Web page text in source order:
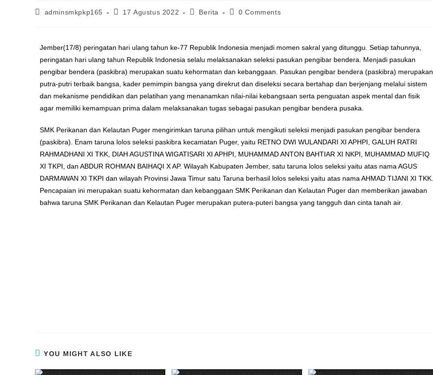
adminsmkpkp165 17 Agustus 2022 Berita 0 Comments
Jember(17/8) peringatan hari ulang tahun ke-77 Republik Indonesia menjadi momen sakral yang ditunggu. Setiap tahunnya,
peringatan hari ulang tahun Republik Indonesia selalu melaksanakan seleksi pasukan pengibar bendera. Menjadi pasukan
pengibar bendera (paskibra) merupakan suatu kehormatan dan kebanggaan. Pasukan pengibar bendera (paskibra) merupakan
putra-putri terbaik bangsa, kader pemimpin bangsa yang direkrut dan diseleksi secara bertahap dan berjenjang melalui sistem
dan mekanisme pendidikan dan pelatihan yang menanamkan nilai-nilai kebangsaan serta penguatan aspek mental dan fisik
agar memiliki kemampuan prima dalam melaksanakan tugas sebagai pasukan pengibar bendera pusaka.
SMK Perikanan dan Kelautan Puger mengirimkan taruna pilihan untuk mengikuti seleksi menjadi pasukan pengibar bendera
(paskibra). Enam taruna lolos seleksi paskibra kecamatan Puger, yaitu RETNO DWI WULANDARI XI APHPI, GALUH RATRI
RAHMADHANI XI TKK, DIAH AGUSTINA WIGATISARI XI APHPI, MUHAMMAD ANTON BAHTIAR XI NKPI, MUHAMMAD MUFIQ
XI TKPI, dan ABDUR ROHMAN BAIHAQI X AP. Wilayah Kabupaten Jember, satu taruna lolos seleksi yaitu atas nama AGUS
DARMAWAN XI TKPI dan wilayah Provinsi Jawa Timur satu Taruna berhasil lolos seleksi yaitu atas nama AHMAD TIJANI XI TKK.
Pencapaian ini merupakan suatu kehormatan dan kebanggaan SMK Perikanan dan Kelautan Puger dan memberikan jawaban
bahwa taruna SMK Perikanan dan Kelautan Puger merupakan putera-puteri bangsa yang tangguh dan cinta tanah air.
YOU MIGHT ALSO LIKE